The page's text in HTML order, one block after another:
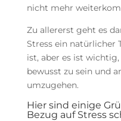
nicht mehr
Zu allererst geht es
Stress ein natürlicher
ist, aber es ist
bewusst zu sein und
umzugehen.
Hier sind einige
Bezug auf Stress